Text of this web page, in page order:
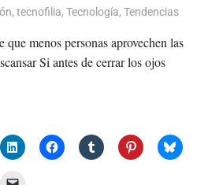
, tecnofilia, Tecnología, Tendencias
que menos personas aprovechen las
Si antes de cerrar los ojos